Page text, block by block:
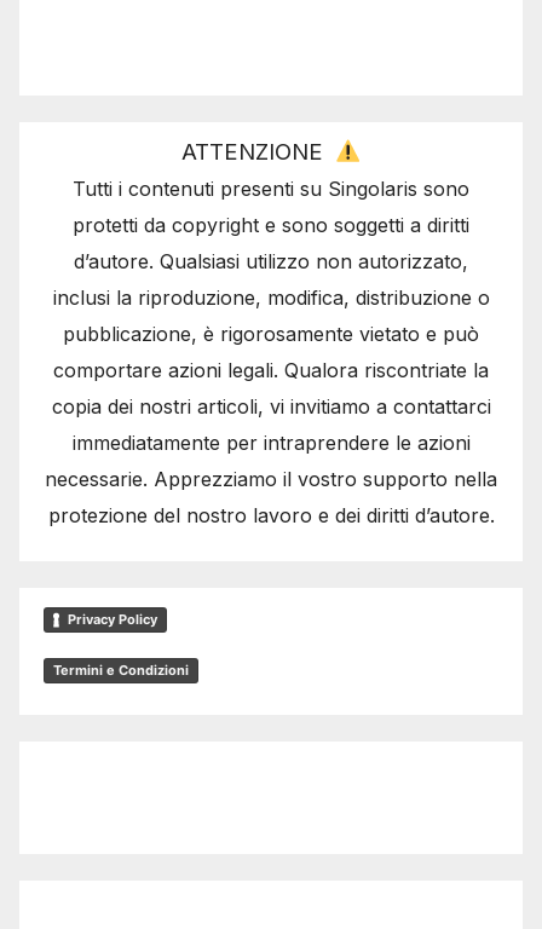
ATTENZIONE
Tutti i contenuti presenti su Singolaris sono
protetti da copyright e sono soggetti a diritti
d’autore. Qualsiasi utilizzo non autorizzato,
inclusi la riproduzione, modifica, distribuzione o
pubblicazione, è rigorosamente vietato e può
comportare azioni legali. Qualora riscontriate la
copia dei nostri articoli, vi invitiamo a contattarci
immediatamente per intraprendere le azioni
necessarie. Apprezziamo il vostro supporto nella
protezione del nostro lavoro e dei diritti d’autore.
Privacy Policy
Termini e Condizioni